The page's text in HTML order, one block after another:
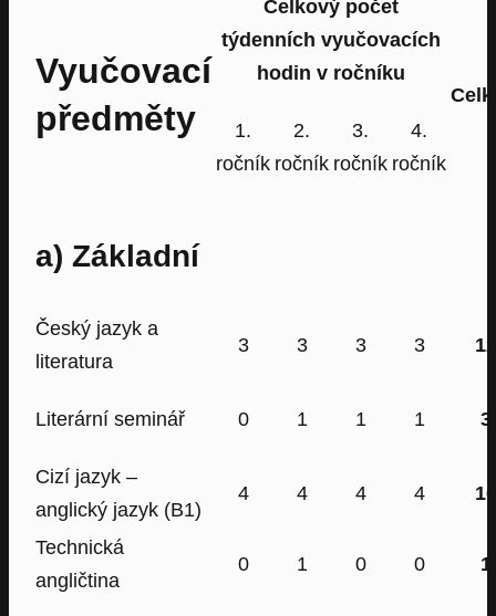
Vyučovací
předměty
Celkový počet
týdenních vyučovacích
hodin v ročníku
1.
ročník
2.
ročník
3.
ročník
4.
ročník
a) Základní
Český jazyk a
literatura
3 3 3 3
Literární seminář 0 1 1 1 3
Cizí jazyk –
anglický jazyk (B1)
4 4 4 4
Technická
angličtina
0 1 0 0 1